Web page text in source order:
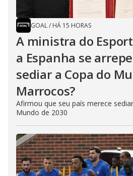
GOAL/ HÁ 15 HORAS
A ministra do
a Espanha se
sediar a Copa do
Marrocos?
Afirmou que seu país merece
Mundo de 2030